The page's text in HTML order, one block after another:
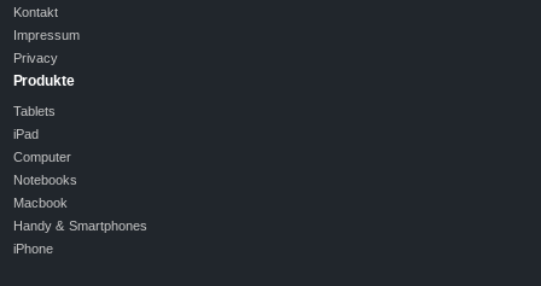
Kontakt
Impressum
Privacy
Produkte
Tablets
iPad
Computer
Notebooks
Macbook
Handy & Smartphones
iPhone